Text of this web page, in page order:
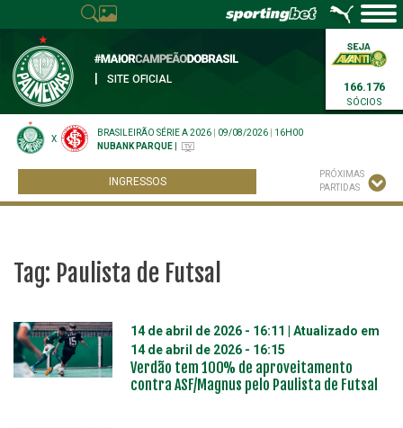
SITE OFICIAL
166.176
SÓCIOS
X
BRASILEIRÃO SÉRIE A 2026 09/08/2026
16H00
NUBANK PARQUE
INGRESSOS
PRÓXIMAS
PARTIDAS
Tag: Paulista de Futsal
14 de abril de 2026 - 16:11
| Atualizado em
14 de abril de 2026 - 16:15
Verdão tem 100% de aproveitamento
contra ASF/Magnus pelo Paulista de Futsal